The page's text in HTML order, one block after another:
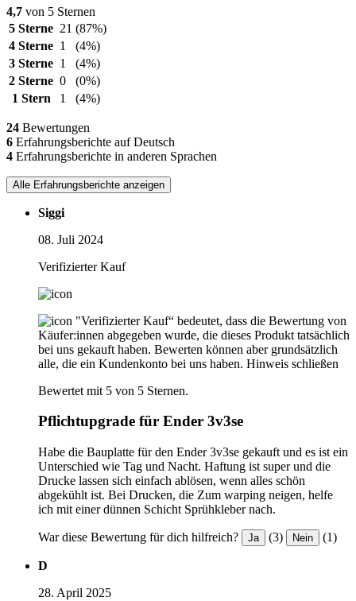
4,7 von 5 Sternen
5 Sterne 21 (87%)
4 Sterne 1
(4%)
3 Sterne 1
(4%)
2 Sterne 0
(0%)
1 Stern
1 (4%)
24 Bewertungen
6 Erfahrungsberichte auf Deutsch
4 Erfahrungsberichte in anderen Sprachen
Alle Erfahrungsberichte anzeigen
Siggi
08. Juli 2024
Verifizierter Kauf
"Verifizierter Kauf“ bedeutet, dass die Bewertung von
Käufer:innen abgegeben wurde, die dieses Produkt tatsächlich
bei uns gekauft haben. Bewerten können aber grundsätzlich
alle, die ein Kundenkonto bei uns haben. Hinweis schließen
Bewertet mit 5 von 5 Sternen.
Pflichtupgrade für Ender 3v3se
Habe die Bauplatte für den Ender 3v3se gekauft und es ist ein
Unterschied wie Tag und Nacht. Haftung ist super und die
Drucke lassen sich einfach ablösen, wenn alles schön
abgekühlt ist. Bei Drucken, die Zum warping neigen, helfe
ich mit einer dünnen Schicht Sprühkleber nach.
War diese Bewertung für dich hilfreich? Ja (3) Nein (1)
D
28. April 2025